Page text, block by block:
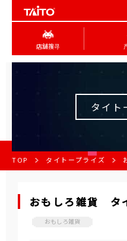
店舖搜寻
タイト
TOP タイトープライズ
おもしろ雑貨 タ
おもしろ雑貨